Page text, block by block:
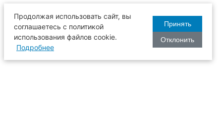
Продолжая использовать сайт, вы
соглашаетесь с политикой
использования файлов cookie.
Подробнее
Принять
Отклонить